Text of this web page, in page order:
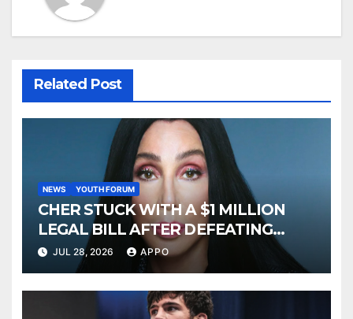
Related Post
NEWS YOUTH FORUM
CHER STUCK WITH A $1 MILLION
LEGAL BILL AFTER DEFEATING
SONNY BONO’S WIDOW
JUL 28, 2026 APPO